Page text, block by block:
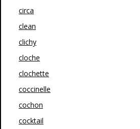
circa
clean
clichy
cloche
clochette
coccinelle
cochon
cocktail